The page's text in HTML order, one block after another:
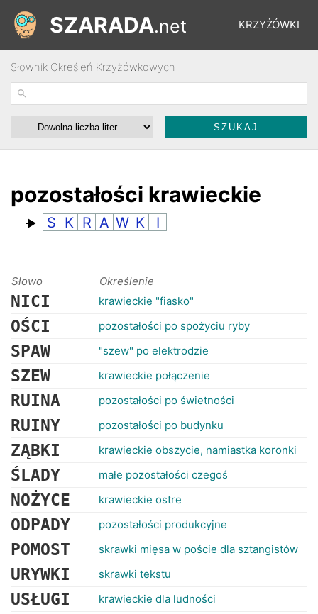
KRZYŻÓWKI
ŁAMIGŁÓWKI
RANKINGI
SZARADA.net
Słownik Określeń Krzyżówkowych
pozostałości krawieckie
S K R A W K I
Słowo Określenie
NICI krawieckie "fiasko"
OŚCI pozostałości po spożyciu ryby
SPAW "szew" po elektrodzie
SZEW krawieckie połączenie
RUINA pozostałości po świetności
RUINY pozostałości po budynku
ZĄBKI krawieckie obszycie, namiastka koronki
ŚLADY małe pozostałości czegoś
NOŻYCE krawieckie ostre
ODPADY pozostałości produkcyjne
POMOST skrawki mięsa w poście dla sztangistów
URYWKI skrawki tekstu
USŁUGI krawieckie dla ludności